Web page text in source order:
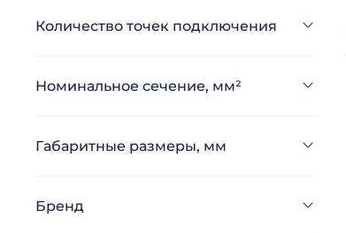
Количество точек подключения
Номинальное сечение, мм²
Габаритные размеры, мм
Бренд